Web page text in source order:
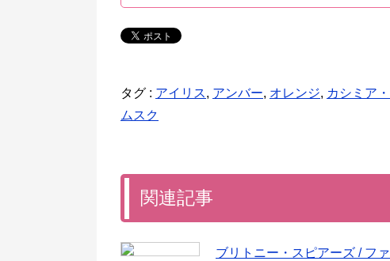
タグ : アイリス, アンバー, オレンジ, カシミア
ムスク
関連記事
ブリトニー・スピアーズ / フ